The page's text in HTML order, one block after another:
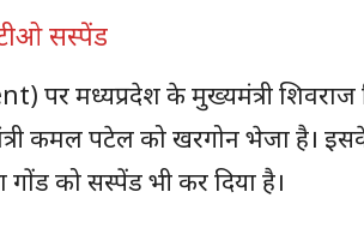
सस्पेंड
पर मध्यप्रदेश के मुख्यमंत्री शिवराज
मंत्री कमल पटेल को खरगोन भेजा है।
को सस्पेंड भी कर दिया है।